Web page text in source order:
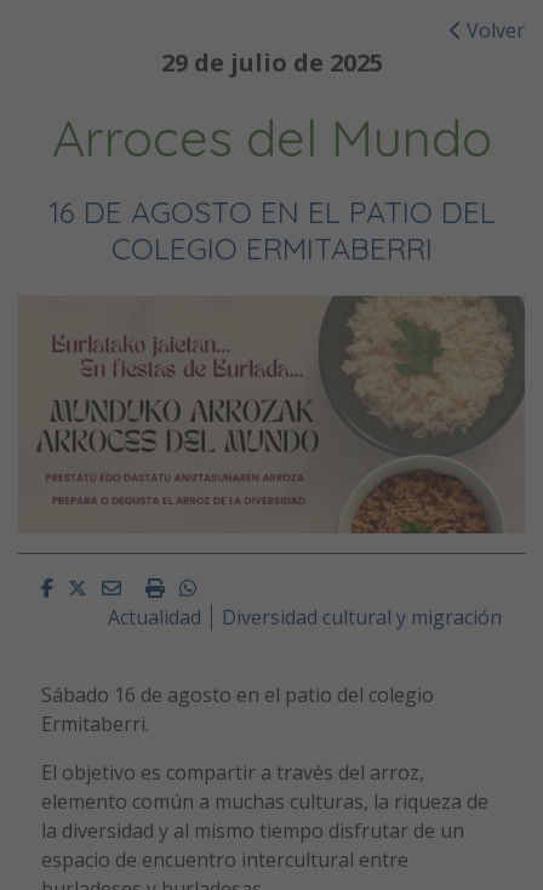
Volver
29 de julio de 2025
Arroces del Mundo
16 DE AGOSTO EN EL PATIO DEL
COLEGIO ERMITABERRI
FacebookTwitterEmailImprimirWhatsapp
Actualidad
Diversidad cultural y migración
Sábado 16 de agosto en el patio del colegio
Ermitaberri.
El objetivo es compartir a través del arroz,
elemento común a muchas culturas, la riqueza de
la diversidad y al mismo tiempo disfrutar de un
espacio de encuentro intercultural entre